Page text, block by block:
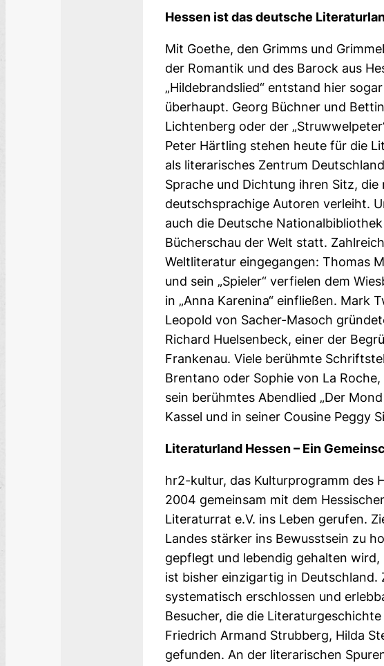
Hessen ist das deutsche
Mit Goethe, den Grimms und
der Romantik und des Barock aus
„Hildebrandslied“ entstand hier
überhaupt. Georg Büchner und
Lichtenberg oder der
Peter Härtling stehen heute für die
als literarisches Zentrum
Spra­che und Dichtung ihren Sitz,
deutschsprachige Autoren verleiht.
auch die Deutsche
Bücherschau der Welt statt.
Weltliteratur eingegangen: Thomas
und sein „Spieler“ verfielen dem
in „Anna Karenina“ einfließen. Mark
Leopold von Sacher-Masoch
Richard Huelsenbeck, einer der
Frankenau. Viele berühmte
Brentano oder Sophie von La
sein be­rühm­tes Abendlied „Der
Kassel und in seiner Cousine Peggy
Literaturland Hessen – Ein
hr2-kultur, das Kulturprogramm des
2004 gemeinsam mit dem
Literaturrat e.V. ins Leben gerufen.
Landes stärker ins Bewusstsein zu
gepflegt und lebendig gehalten wird,
ist bisher einzigartig in Deutschland.
systematisch erschlossen und
Besucher, die die
Friedrich Armand Strubberg, Hilda
gefunden. An der literarischen